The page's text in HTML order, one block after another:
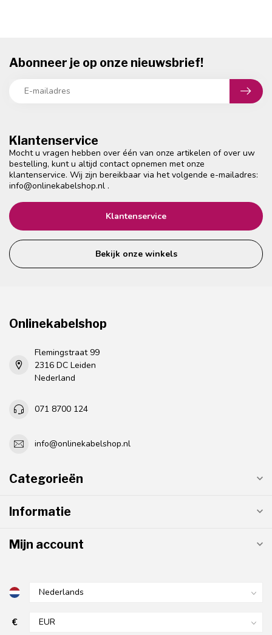
Klantenservice
Mocht u vragen hebben over één van onze artikelen of over uw
bestelling, kunt u altijd contact opnemen met onze
klantenservice. Wij zijn bereikbaar via het volgende e-mailadres:
info@onlinekabelshop.nl .
Klantenservice
Bekijk onze winkels
Abonneer je op onze nieuwsbrief!
Onlinekabelshop
Flemingstraat 99
2316 DC Leiden
Nederland
071 8700 124
info@onlinekabelshop.nl
Categorieën
Informatie
Mijn account
€